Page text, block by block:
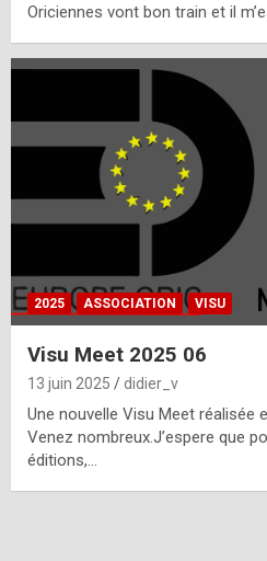
Oriciennes vont bon train et il
2025 ASSOCIATION VISU
Visu Meet 2025 06
13 juin 2025 didier_v
Une nouvelle Visu Meet réalisée
Venez nombreux.J’espere que
éditions,…